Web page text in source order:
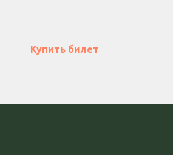
Купить билет